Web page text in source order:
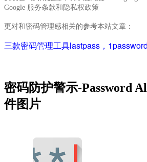
Google 服务条款和隐私权政策
更对和密码管理感相关的参考本站文章：
三款密码管理工具lastpass，
密码防护警示-Password
件图片